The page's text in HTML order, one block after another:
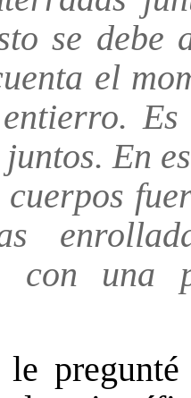
se debe
el
En
cuerpos
con
le